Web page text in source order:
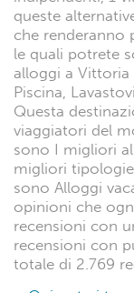
queste
che renderanno
le quali potrete
alloggi a Vittoria
Piscina,
Questa
viaggiatori del
sono I migliori
migliori
sono Alloggi
opinioni che
recensioni con
recensioni con
totale di 2.769